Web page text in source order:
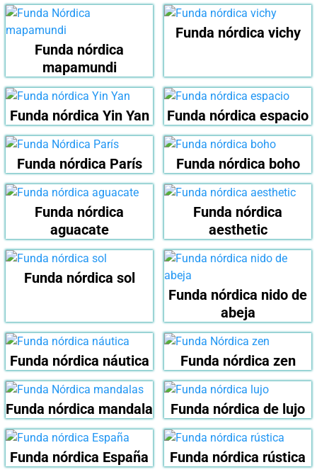
Funda nórdica
mapamundi
Funda nórdica vichy
Funda nórdica Yin Yan Funda nórdica espacio
Funda nórdica París Funda nórdica boho
Funda nórdica
aguacate
Funda nórdica
aesthetic
Funda nórdica sol
Funda nórdica nido de
abeja
Funda nórdica náutica Funda nórdica zen
Funda nórdica mandala Funda nórdica de lujo
Funda nórdica España Funda nórdica rústica